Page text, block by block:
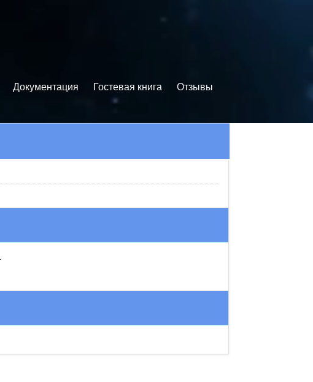
Документация Гостевая книга Отзывы